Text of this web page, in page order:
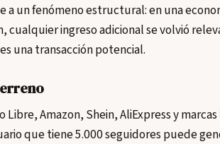
a un fenómeno estructural: en una
cualquier ingreso adicional se volvió
una transacción potencial.
Amazon, Shein, AliExpress y
que tiene 5.000 seguidores puede